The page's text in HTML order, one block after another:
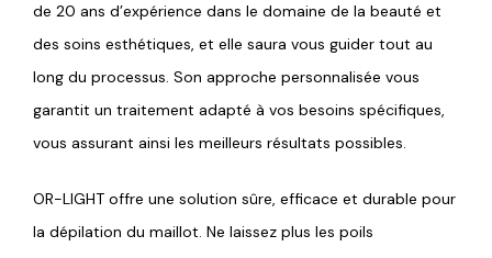
de 20 ans d’expérience dans le domaine de la beauté et
des soins esthétiques, et elle saura vous guider tout au
long du processus. Son approche personnalisée vous
garantit un traitement adapté à vos besoins spécifiques,
vous assurant ainsi les meilleurs résultats possibles.
OR-LIGHT offre une solution sûre, efficace et durable pour
la dépilation du maillot. Ne laissez plus les poils